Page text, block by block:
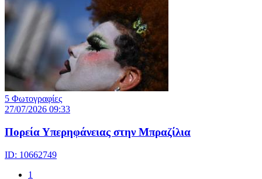
5 Φωτογραφίες
27/07/2026 09:33
Πορεία Υπερηφάνειας στην Μπραζίλια
ID: 10662749
1